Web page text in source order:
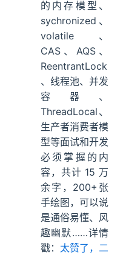
的内存模型、
sychronized、
volatile、
CAS、AQS、
ReentrantLock
、线程池、并发
容器、
ThreadLocal、
生产者消费者模
型等面试和开发
必须掌握的内
容，共计 15 万
余字，200+张
手绘图，可以说
是通俗易懂、风
趣幽默……详情
戳： 太赞了，二